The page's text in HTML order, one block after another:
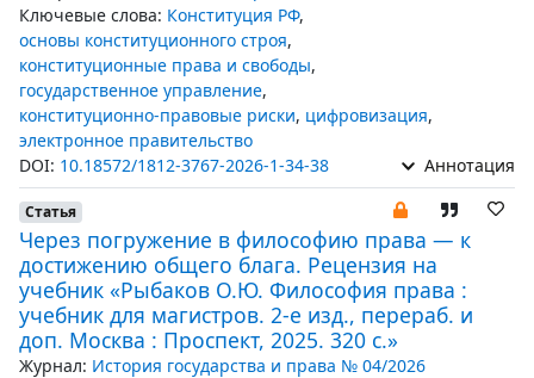
Ключевые слова: Конституция РФ,
основы конституционного строя,
конституционные права и свободы,
государственное управление,
конституционно-правовые риски, цифровизация,
электронное правительство
DOI: 10.18572/1812-3767-2026-1-34-38 Аннотация
Статья
Через погружение в философию права — к
достижению общего блага. Рецензия на
учебник «Рыбаков О.Ю. Философия права :
учебник для магистров. 2-е изд., перераб. и
доп. Москва : Проспект, 2025. 320 с.»
Журнал: История государства и права № 04/2026